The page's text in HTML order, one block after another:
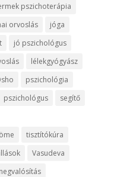
pszichoterápia
orvoslás
jóga
jó pszichológus
lélekgyógyász
pszichológia
pszichológus
segítő
tisztítókúra
Vasudeva